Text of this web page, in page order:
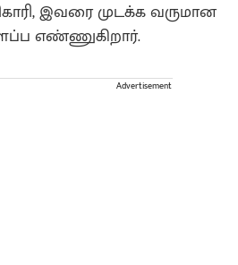
இவரை முடக்க வருமான
எண்ணுகிறார்.
Advertisement